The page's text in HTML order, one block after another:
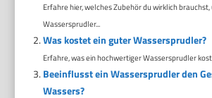
Erfahre hier, welches Zubehör du wirklich
Wassersprudler...
Was kostet ein guter Wassersprudler?
Erfahre, was ein hochwertiger Wassersprudler
Beeinflusst ein Wassersprudler den
Wassers?